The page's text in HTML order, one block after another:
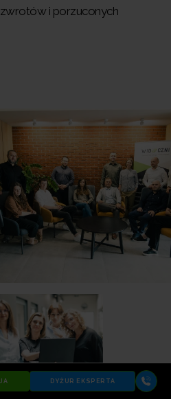
i porzuconych
DYŻUR EKSPERTA